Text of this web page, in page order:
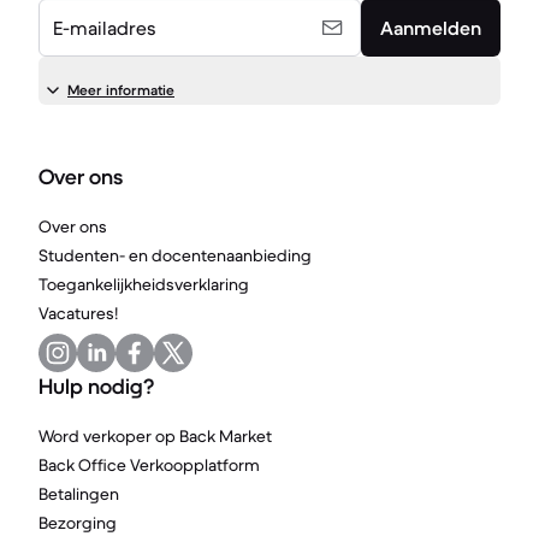
E-mailadres Aanmelden
Meer informatie
Over ons
Over ons
Studenten- en docentenaanbieding
Toegankelijkheidsverklaring
Vacatures!
Hulp nodig?
Word verkoper op Back Market
Back Office Verkoopplatform
Betalingen
Bezorging